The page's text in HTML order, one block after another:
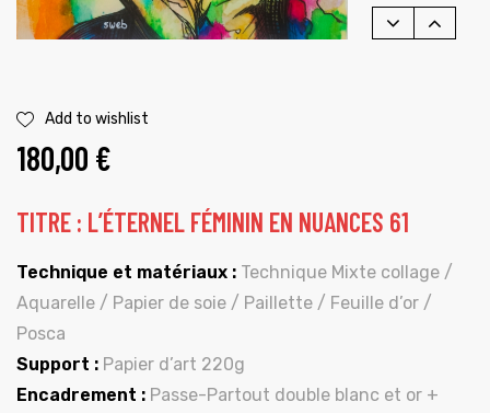
Add to wishlist
180,00 €
TITRE : L’ÉTERNEL FÉMININ EN NUANCES 61
Technique et matériaux : Technique Mixte collage /
Aquarelle / Papier de soie / Paillette / Feuille d’or /
Posca
Support : Papier d’art 220g
Encadrement : Passe-Partout double blanc et or +